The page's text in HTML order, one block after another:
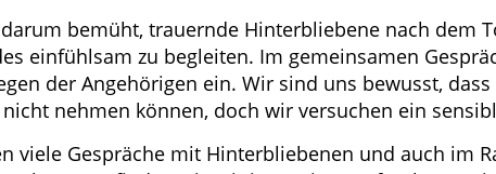
bemüht, trauernde Hinterbliebene nach dem
einfühlsam zu begleiten. Im gemeinsamen
der Angehörigen ein. Wir sind uns bewusst,
nicht nehmen können, doch wir versuchen ein
viele Gespräche mit Hinterbliebenen und auch im